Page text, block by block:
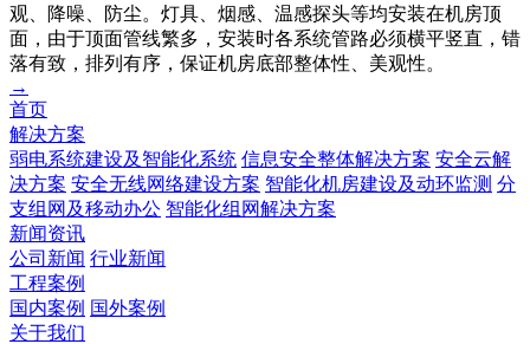
观、降噪、防尘。灯具、烟感、温感探头等均安装在机房顶
面，由于顶面管线繁多，安装时各系统管路必须横平竖直，错
落有致，排列有序，保证机房底部整体性、美观性。
→
首页
解决方案
弱电系统建设及智能化系统 信息安全整体解决方案 安全云解
决方案 安全无线网络建设方案 智能化机房建设及动环监测 分
支组网及移动办公 智能化组网解决方案
新闻资讯
公司新闻 行业新闻
工程案例
国内案例 国外案例
关于我们